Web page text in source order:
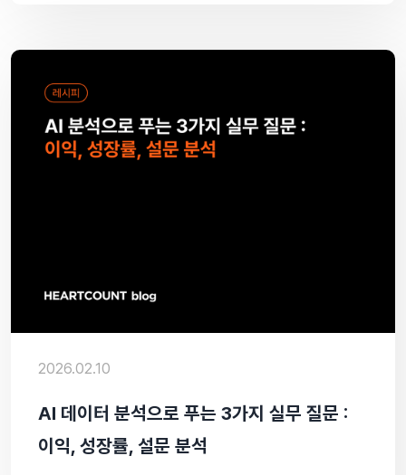
2026.02.10
AI 데이터 분석으로 푸는 3가지 실무 질문 :
이익, 성장률, 설문 분석